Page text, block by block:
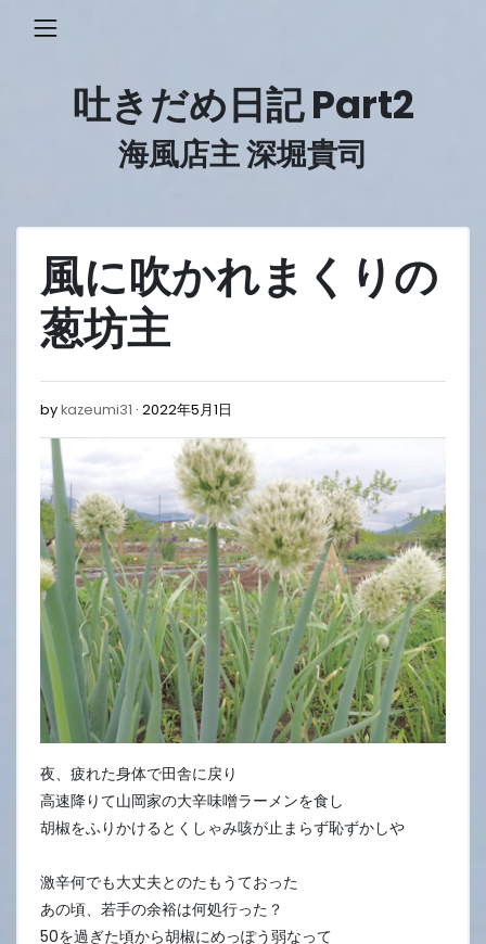
吐きだめ日記 Part2
海風店主 深堀貴司
風に吹かれまくりの
葱坊主
bykazeumi31 2022年5月1日
5
月
1
日
夜、疲れた身体で田舎に戻り
高速降りて山岡家の大辛味噌ラーメンを食し
胡椒をふりかけるとくしゃみ咳が止まらず恥ずかしや
激辛何でも大丈夫とのたもうておった
あの頃、若手の余裕は何処行った？
50を過ぎた頃から胡椒にめっぽう弱なって